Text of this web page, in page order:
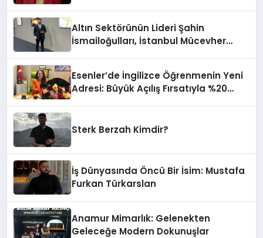
Altın Sektörünün Lideri Şahin
İsmailoğulları, İstanbul Mücevher
Esenler’de İngilizce Öğrenmenin Yeni
Adresi: Büyük Açılış Fırsatıyla %20
Sterk Berzah Kimdir?
İş Dünyasında Öncü Bir İsim: Mustafa
Furkan Türkarslan
Anamur Mimarlık: Gelenekten
Geleceğe Modern Dokunuşlar